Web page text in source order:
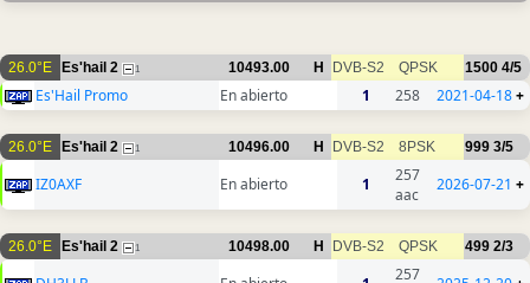
26.0°E Es'hail 2 1 10493.00 H DVB-S2 QPSK 1500 4/5
Es'Hail Promo En abierto 1 258 2021-04-18+
26.0°E Es'hail 2 1 10496.00 H DVB-S2 8PSK 999 3/5
IZ0AXF En abierto 1
257
aac
2026-07-21 +
26.0°E Es'hail 2 1 10498.00 H DVB-S2 QPSK 499 2/3
257